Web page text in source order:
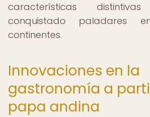
características
conquistado paladares
continentes.
Innovaciones en la
gastronomía a
papa andina